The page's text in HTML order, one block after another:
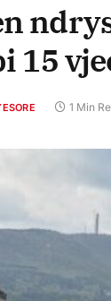
15
1 Min